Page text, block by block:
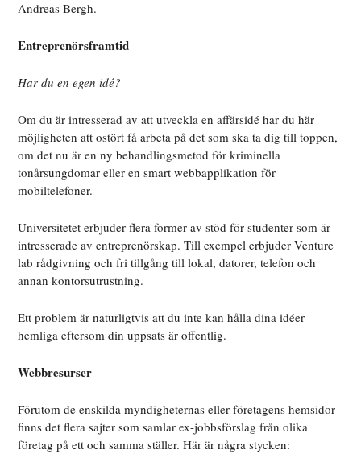
Andreas Bergh.
Entreprenörsframtid
Har du en egen idé?
Om du är intresserad av att utveckla en affärsidé har du här
möjligheten att ostört få arbeta på det som ska ta dig till toppen,
om det nu är en ny behandlingsmetod för kriminella
tonårsungdomar eller en smart webbapplikation för
mobiltelefoner.
Universitetet erbjuder flera former av stöd för studenter som är
intresserade av entreprenörskap. Till exempel erbjuder Venture
lab rådgivning och fri tillgång till lokal, datorer, telefon och
annan kontorsutrustning.
Ett problem är naturligtvis att du inte kan hålla dina idéer
hemliga eftersom din uppsats är offentlig.
Webbresurser
Förutom de enskilda myndigheternas eller företagens hemsidor
finns det flera sajter som samlar ex-jobbsförslag från olika
företag på ett och samma ställer. Här är några stycken: